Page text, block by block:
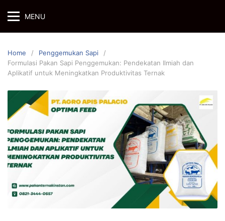
content
MENU
Home
Penggemukan Sapi
Formulasi Pakan Sapi Penggemukan: Pendekatan Ilmiah dan
Aplikatif untuk Meningkatkan Produktivitas Ternak